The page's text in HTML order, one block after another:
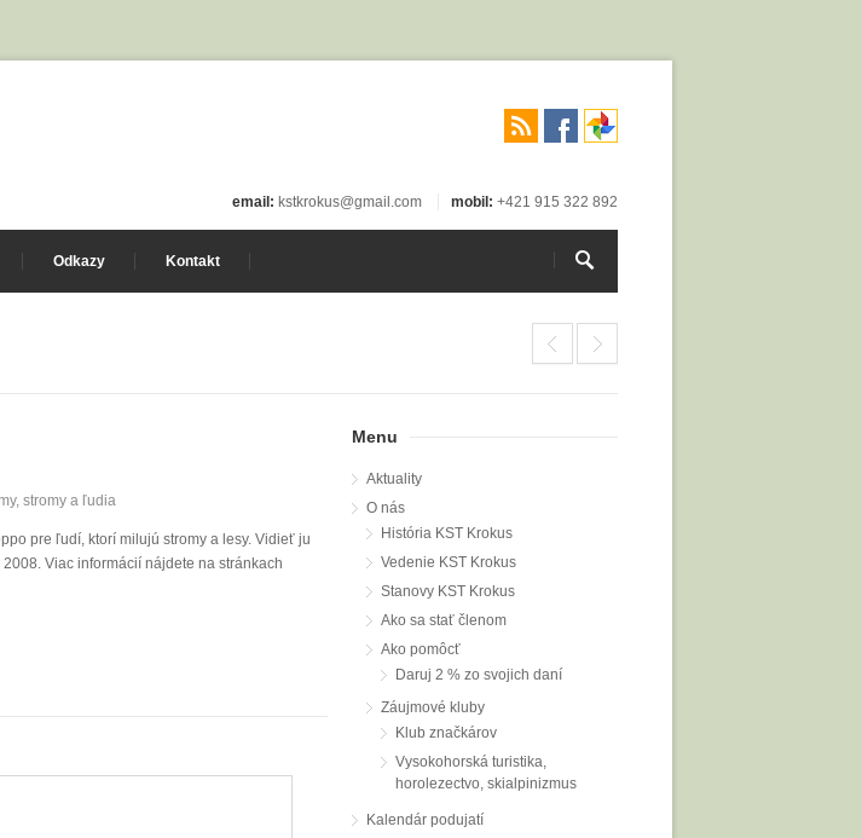
email: kstkrokus@gmail.com mobil: +421 915 322 892
Odkazy Kontakt
, stromy a ľudia
pre ľudí, ktorí milujú stromy a lesy. Vidieť ju
Viac informácií nájdete na stránkach
Menu
Aktuality
O nás
História KST Krokus
Vedenie KST Krokus
Stanovy KST Krokus
Ako sa stať členom
Ako pomôcť
Daruj 2 % zo svojich daní
Záujmové kluby
Klub značkárov
Vysokohorská turistika,
horolezectvo, skialpinizmus
Kalendár podujatí